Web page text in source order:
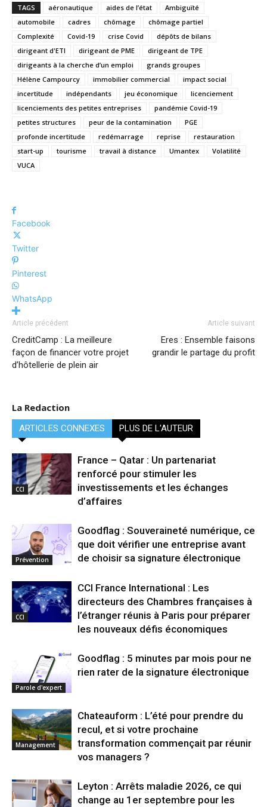
TAGS aéronautique aides de l’état
Ambiguïté
automobile
cadres chômage
chômage partiel
Complexité
Covid-19 crise Covid
dépôts de bilans
dirigeant d'ETI
dirigeant de PME
dirigeant de TPE
dirigeants à la cherche d’un emploi
grands groupes
Hélène Campourcy
immobilier commercial
impact social
incertitude
indépendants jeu économique
licenciement
licenciements des petites entreprises
pandémie Covid-19
petites structures
peur de la contamination
PGE
profonde incertitude
redémarrage reprise
restauration
start-up
tourisme travail à distance Umantex
Volatilité
VUCA
Facebook
Twitter
Pinterest
WhatsApp
Article précédent
CreditCamp : La meilleure
façon de financer votre projet
d’hôtellerie de plein air
Article suivant
Eres : Ensemble faisons
grandir le partage du profit
La Redaction
ARTICLES CONNEXES PLUS DE L'AUTEUR
CCI
France – Qatar : Un partenariat
renforcé pour stimuler les
investissements et les échanges
d’affaires
Prévention
Goodflag : Souveraineté numérique, ce
que doit vérifier une entreprise avant
de choisir sa signature électronique
CCI
CCI France International : Les
directeurs des Chambres françaises à
l’étranger réunis à Paris pour préparer
les nouveaux défis économiques
Parole d'expert
Goodflag : 5 minutes par mois pour ne
rien rater de la signature électronique
Management
Chateauform : L’été pour prendre du
recul, et si votre prochaine
transformation commençait par réunir
vos managers ?
Leyton : Arrêts maladie 2026, ce qui
change au 1er septembre pour les